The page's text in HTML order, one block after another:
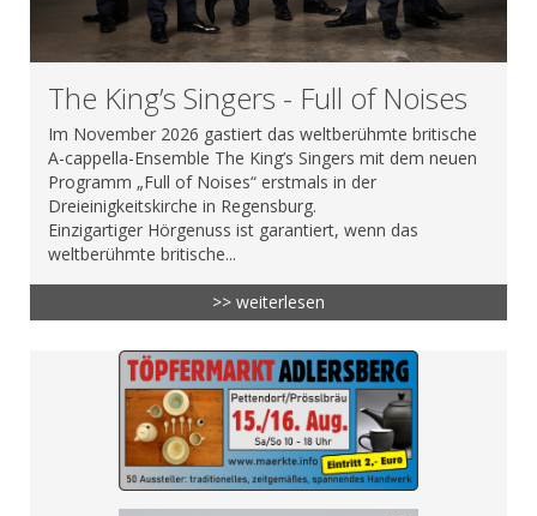
The King’s Singers - Full of Noises
Im November 2026 gastiert das weltberühmte britische
A-cappella-Ensemble The King’s Singers mit dem neuen
Programm „Full of Noises“ erstmals in der
Dreieinigkeitskirche in Regensburg.
Einzigartiger Hörgenuss ist garantiert, wenn das
weltberühmte britische...
>> weiterlesen